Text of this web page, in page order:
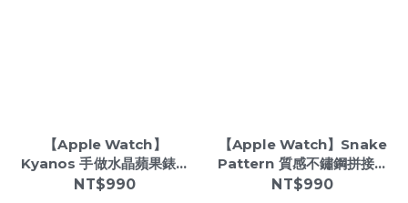
【Apple Watch】
Kyanos 手做水晶蘋果錶帶
｜天然藍晶石拼接設計｜
NT$990
【Apple Watch】Snake
Pattern 質感不鏽鋼拼接蘋
果錶帶｜個性鍊條設計｜
NT$990